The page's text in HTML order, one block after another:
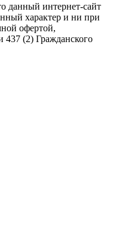
данный интернет-сайт
характер и ни при
офертой,
437 (2) Гражданского